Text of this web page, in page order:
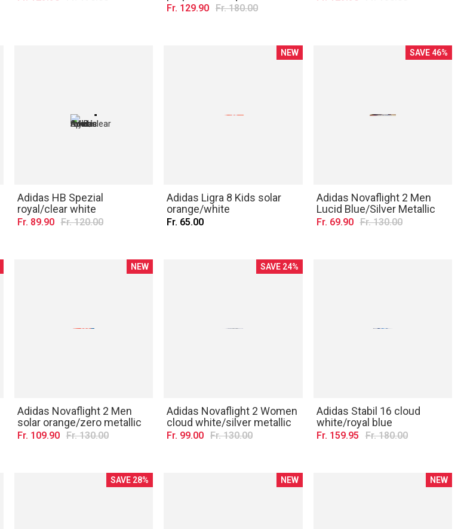
Fr. 129.90 Fr. 180.00
Adidas HB Spezial
royal/clear white
Fr. 89.90 Fr. 120.00
NEW
Adidas Ligra 8 Kids solar
orange/white
Fr. 65.00
SAVE 46%
Adidas Novaflight 2 Men
Lucid Blue/Silver Metallic
Fr. 69.90 Fr. 130.00
NEW
Adidas Novaflight 2 Men
solar orange/zero metallic
Fr. 109.90 Fr. 130.00
SAVE 24%
Adidas Novaflight 2 Women
cloud white/silver metallic
Fr. 99.00 Fr. 130.00
Adidas Stabil 16 cloud
white/royal blue
Fr. 159.95 Fr. 180.00
SAVE 28% NEW NEW